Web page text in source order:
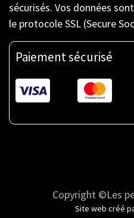
sécurisés. Vos données
le protocole SSL (Secure
Paiement sécurisé
Copyright ©Les
Site web créé